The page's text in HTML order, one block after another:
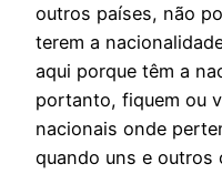
outros países, não
terem a
aqui porque têm a
portanto, fiquem ou
nacionais onde
quando uns e outros